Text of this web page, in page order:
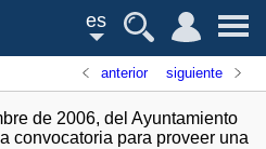
es
anterior siguiente
de 2006, del Ayuntamiento
convocatoria para proveer una